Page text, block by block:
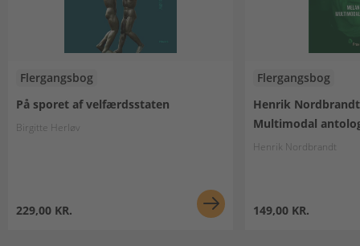
Flergangsbog
På sporet af velfærdsstaten
Birgitte Herløv
229,00 KR.
Flergangsbog
Henrik
Multimodal
Henrik Nordbrandt
149,00 KR.